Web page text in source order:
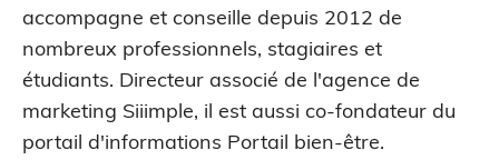
accompagne et conseille depuis 2012 de
nombreux professionnels, stagiaires et
étudiants. Directeur associé de l'agence de
marketing Siiimple, il est aussi co-fondateur du
portail d'informations Portail bien-être.